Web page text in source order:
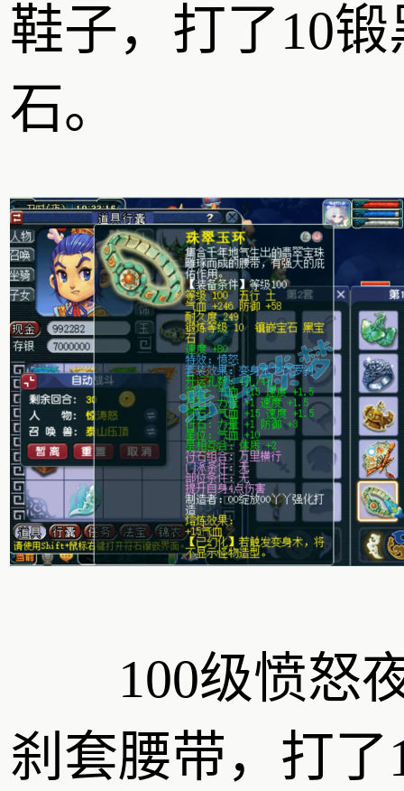
鞋子，打了10
石。
100级愤怒
刹套腰带，打了